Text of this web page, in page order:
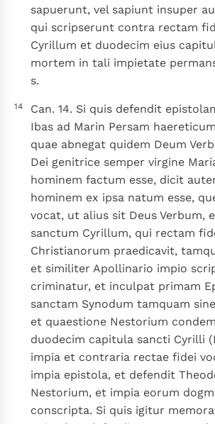
sapuerunt, vel sapiunt insuper
qui scripserunt contra rectam
Cyrillum et duodecim eius
mortem in tali impietate
s.
14
Can. 14. Si quis defendit
Ibas ad Marin Persam
quae abnegat quidem Deum
Dei genitrice semper virgine
hominem factum esse, dicit
hominem ex ipsa natum esse,
vocat, ut alius sit Deus Verbum,
sanctum Cyrillum, qui rectam
Christianorum praedicavit,
et similiter Apollinario impio
criminatur, et inculpat primam
sanctam Synodum tamquam
et quaestione Nestorium
duodecim capitula sancti Cyrilli
impia et contraria rectae fidei
impia epistola, et defendit
Nestorium, et impia eorum
conscripta. Si quis igitur